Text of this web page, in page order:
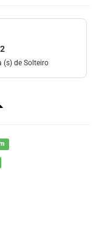
(s) de Solteiro